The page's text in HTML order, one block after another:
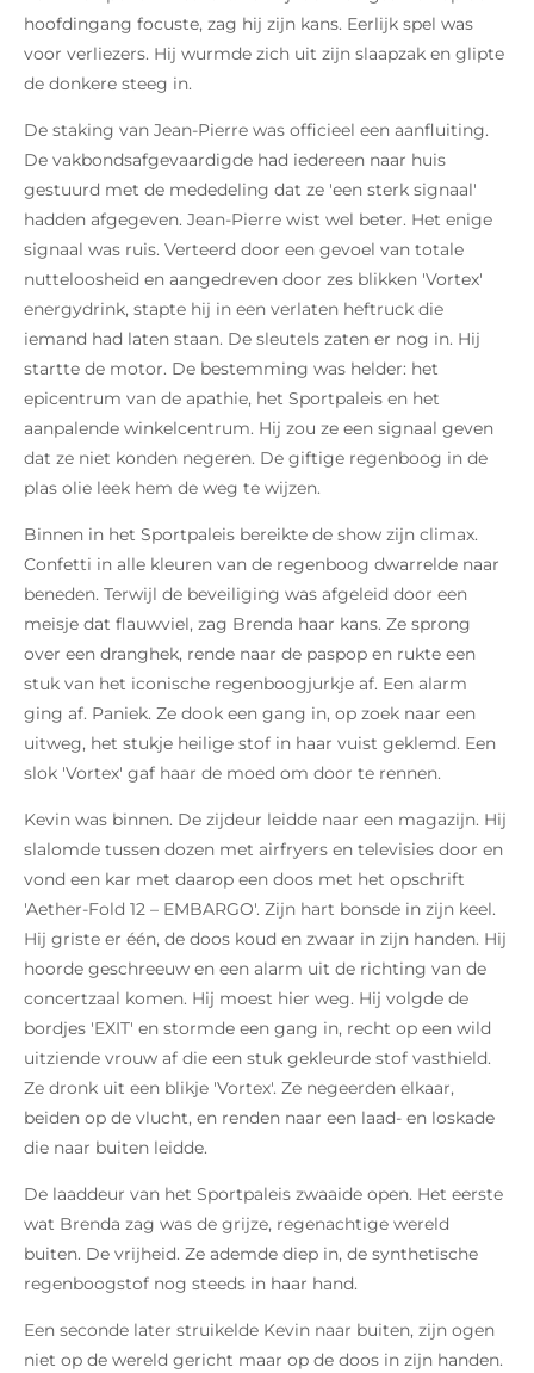
hoofdingang focuste, zag hij zijn kans. Eerlijk spel was
voor verliezers. Hij wurmde zich uit zijn slaapzak en glipte
de donkere steeg in.
De staking van Jean-Pierre was officieel een aanfluiting.
De vakbondsafgevaardigde had iedereen naar huis
gestuurd met de mededeling dat ze 'een sterk signaal'
hadden afgegeven. Jean-Pierre wist wel beter. Het enige
signaal was ruis. Verteerd door een gevoel van totale
nutteloosheid en aangedreven door zes blikken 'Vortex'
energydrink, stapte hij in een verlaten heftruck die
iemand had laten staan. De sleutels zaten er nog in. Hij
startte de motor. De bestemming was helder: het
epicentrum van de apathie, het Sportpaleis en het
aanpalende winkelcentrum. Hij zou ze een signaal geven
dat ze niet konden negeren. De giftige regenboog in de
plas olie leek hem de weg te wijzen.
Binnen in het Sportpaleis bereikte de show zijn climax.
Confetti in alle kleuren van de regenboog dwarrelde naar
beneden. Terwijl de beveiliging was afgeleid door een
meisje dat flauwviel, zag Brenda haar kans. Ze sprong
over een dranghek, rende naar de paspop en rukte een
stuk van het iconische regenboogjurkje af. Een alarm
ging af. Paniek. Ze dook een gang in, op zoek naar een
uitweg, het stukje heilige stof in haar vuist geklemd. Een
slok 'Vortex' gaf haar de moed om door te rennen.
Kevin was binnen. De zijdeur leidde naar een magazijn. Hij
slalomde tussen dozen met airfryers en televisies door en
vond een kar met daarop een doos met het opschrift
'Aether-Fold 12 – EMBARGO'. Zijn hart bonsde in zijn keel.
Hij griste er één, de doos koud en zwaar in zijn handen. Hij
hoorde geschreeuw en een alarm uit de richting van de
concertzaal komen. Hij moest hier weg. Hij volgde de
bordjes 'EXIT' en stormde een gang in, recht op een wild
uitziende vrouw af die een stuk gekleurde stof vasthield.
Ze dronk uit een blikje 'Vortex'. Ze negeerden elkaar,
beiden op de vlucht, en renden naar een laad- en loskade
die naar buiten leidde.
De laaddeur van het Sportpaleis zwaaide open. Het eerste
wat Brenda zag was de grijze, regenachtige wereld
buiten. De vrijheid. Ze ademde diep in, de synthetische
regenboogstof nog steeds in haar hand.
Een seconde later struikelde Kevin naar buiten, zijn ogen
niet op de wereld gericht maar op de doos in zijn handen.